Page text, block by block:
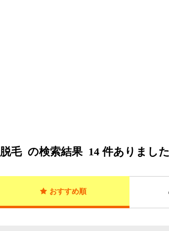
脱毛の検索結果 14 件ありました
おすすめ順